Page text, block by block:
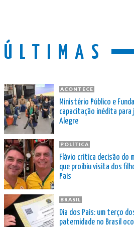
ÚLTIMAS
ACONTECE
Ministério Público e
capacitação inédita
Alegre
POLÍTICA
Flávio critica decisão do
que proibiu visita dos
Pais
BRASIL
Dia dos Pais: um terço
paternidade no Brasil